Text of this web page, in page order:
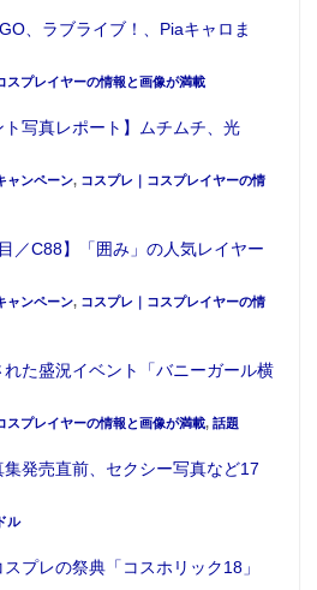
、ラブライブ！、Piaキャロま
スプレイヤーの情報と画像が満載
ト写真レポート】ムチムチ、光
ャンペーン, コスプレ｜コスプレイヤーの情
／C88】「囲み」の人気レイヤー
ャンペーン, コスプレ｜コスプレイヤーの情
た盛況イベント「バニーガール横
スプレイヤーの情報と画像が満載, 話題
発売直前、セクシー写真など17
ル
プレの祭典「コスホリック18」